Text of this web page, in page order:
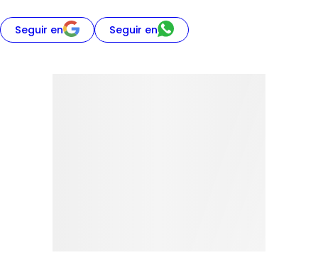
Seguir en Seguir en